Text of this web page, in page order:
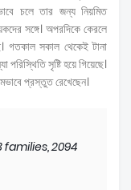
চলে তার জন্য নিয়মিত
সঙ্গে। অপরদিকে কেরলে
সকাল থেকেই টানা
সৃষ্টি হয়ে গিয়েছে।
প্রস্তুত রেখেছেন।
families, 2094